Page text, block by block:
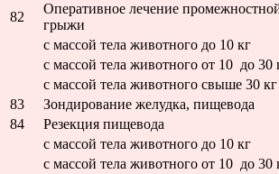
82
Оперативное лечение
грыжи
с массой тела животного до 10 кг
с массой тела животного от 10 до 30
с массой тела животного свыше 30 кг
83
Зондирование желудка, пищевода
84
Резекция пищевода
с массой тела животного до 10 кг
с массой тела животного от 10 до 30